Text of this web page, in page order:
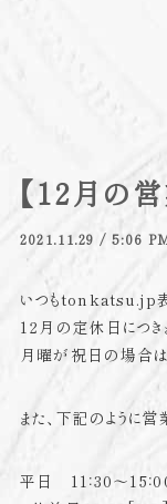
【12月の
2021.11.29 / 5:06
いつもtonkatsu.jp表
12月の定休日につき
月曜が祝日の場合は
また、下記のように
平日 11：30〜15